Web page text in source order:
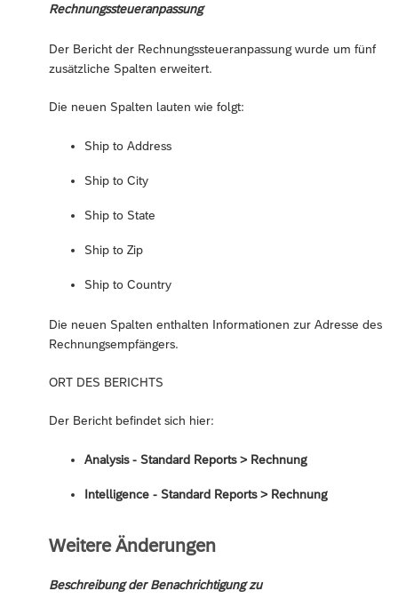
Rechnungssteueranpassung
Der Bericht der Rechnungssteueranpassung wurde um fünf
zusätzliche Spalten erweitert.
Die neuen Spalten lauten wie folgt:
Ship to Address
Ship to City
Ship to State
Ship to Zip
Ship to Country
Die neuen Spalten enthalten Informationen zur Adresse des
Rechnungsempfängers.
ORT DES BERICHTS
Der Bericht befindet sich hier:
Analysis - Standard Reports ‎> Rechnung
Intelligence - Standard Reports ‎> Rechnung
Weitere Änderungen
Beschreibung der Benachrichtigung zu